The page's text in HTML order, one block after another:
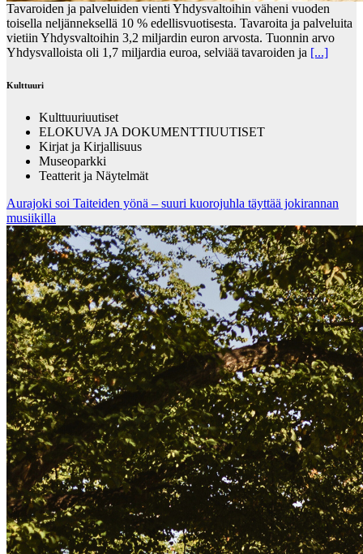
Tavaroiden ja palveluiden vienti Yhdysvaltoihin väheni vuoden
toisella neljänneksellä 10 % edellisvuotisesta. Tavaroita ja palveluita
vietiin Yhdysvaltoihin 3,2 miljardin euron arvosta. Tuonnin arvo
Yhdysvalloista oli 1,7 miljardia euroa, selviää tavaroiden ja [...]
Kulttuuri
Kulttuuriuutiset
ELOKUVA JA DOKUMENTTIUUTISET
Kirjat ja Kirjallisuus
Museoparkki
Teatterit ja Näytelmät
Aurajoki soi Taiteiden yönä – suuri kuorojuhla täyttää jokirannan
musiikilla